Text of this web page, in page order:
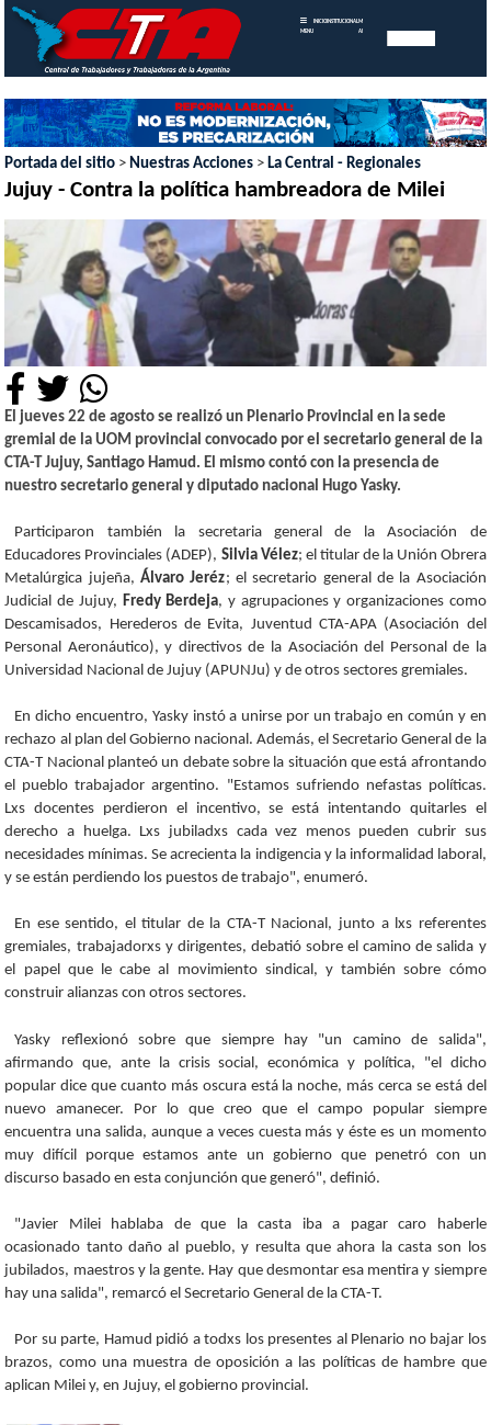
MENU
INICIOINSTITUCIONAL MEMORIAS
ANUALES
Portada del sitio > Nuestras Acciones > La Central - Regionales
Jujuy - Contra la política hambreadora de Milei
El jueves 22 de agosto se realizó un Plenario Provincial en la sede
gremial de la UOM provincial convocado por el secretario general de la
CTA-T Jujuy, Santiago Hamud. El mismo contó con la presencia de
nuestro secretario general y diputado nacional Hugo Yasky.
Participaron también la secretaria general de la Asociación de
Educadores Provinciales (ADEP), Silvia Vélez; el titular de la Unión Obrera
Metalúrgica jujeña,Álvaro Jeréz; el secretario general de la Asociación
Judicial de Jujuy, Fredy Berdeja, y agrupaciones y organizaciones como
Descamisados, Herederos de Evita, Juventud CTA-APA (Asociación del
Personal Aeronáutico), y directivos de la Asociación del Personal de la
Universidad Nacional de Jujuy (APUNJu) y de otros sectores gremiales.
En dicho encuentro, Yasky instó a unirse por un trabajo en común y en
rechazo al plan del Gobierno nacional. Además, el Secretario General de la
CTA-T Nacional planteó un debate sobre la situación que está afrontando
el pueblo trabajador argentino. "Estamos sufriendo nefastas políticas.
Lxs docentes perdieron el incentivo, se está intentando quitarles el
derecho a huelga. Lxs jubiladxs cada vez menos pueden cubrir sus
necesidades mínimas. Se acrecienta la indigencia y la informalidad laboral,
y se están perdiendo los puestos de trabajo", enumeró.
En ese sentido, el titular de la CTA-T Nacional, junto a lxs referentes
gremiales, trabajadorxs y dirigentes, debatió sobre el camino de salida y
el papel que le cabe al movimiento sindical, y también sobre cómo
construir alianzas con otros sectores.
Yasky reflexionó sobre que siempre hay "un camino de salida",
afirmando que, ante la crisis social, económica y política, "el dicho
popular dice que cuanto más oscura está la noche, más cerca se está del
nuevo amanecer. Por lo que creo que el campo popular siempre
encuentra una salida, aunque a veces cuesta más y éste es un momento
muy difícil porque estamos ante un gobierno que penetró con un
discurso basado en esta conjunción que generó", definió.
"Javier Milei hablaba de que la casta iba a pagar caro haberle
ocasionado tanto daño al pueblo, y resulta que ahora la casta son los
jubilados, maestros y la gente. Hay que desmontar esa mentira y siempre
hay una salida", remarcó el Secretario General de la CTA-T.
Por su parte, Hamud pidió a todxs los presentes al Plenario no bajar los
brazos, como una muestra de oposición a las políticas de hambre que
aplican Milei y, en Jujuy, el gobierno provincial.